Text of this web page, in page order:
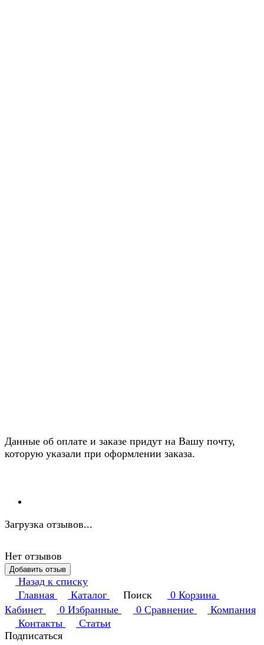
Данные об оплате и заказе придут на Вашу почту,
которую указали при оформлении заказа.
Загрузка отзывов...
Нет отзывов
Добавить отзыв
Назад к списку
Главная
Каталог Поиск 0 Корзина
Кабинет
0 Избранные 0 Сравнение
Компания
Контакты
Статьи
Подписаться